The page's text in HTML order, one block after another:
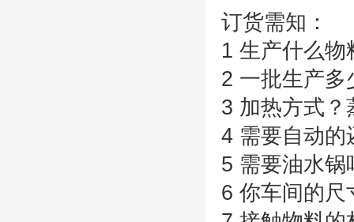
订货需知：
1 生产什么物
2 一批生产多
3 加热方式？
4 需要自动的
5 需要油水锅
6 你车间的尺